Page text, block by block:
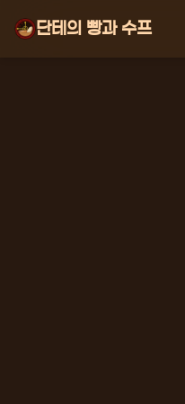
단테의 빵과 수프